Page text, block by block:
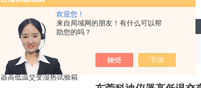
欢迎您！
来自局域网的朋友！有什么可以帮
助您的吗？
技术文章